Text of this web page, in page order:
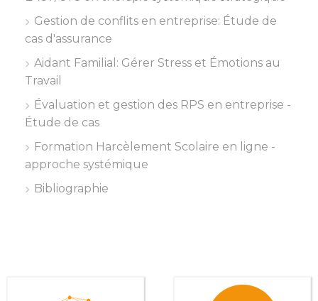
Gestion de conflits en entreprise: Étude de
cas d'assurance
Aidant Familial: Gérer Stress et Émotions au
Travail
Évaluation et gestion des RPS en entreprise -
Étude de cas
Formation Harcèlement Scolaire en ligne -
approche systémique
Bibliographie